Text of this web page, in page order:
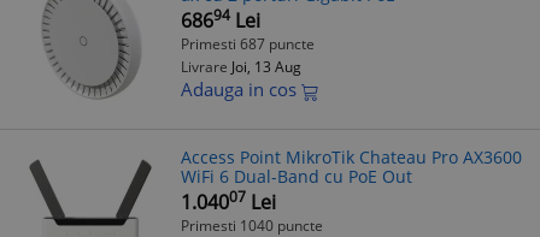
68694 Lei
Primesti 687 puncte
Livrare Joi, 13 Aug
Adauga in cos
Access Point MikroTik Chateau Pro AX3600
WiFi 6 Dual-Band cu PoE Out
1.04007 Lei
Primesti 1040 puncte